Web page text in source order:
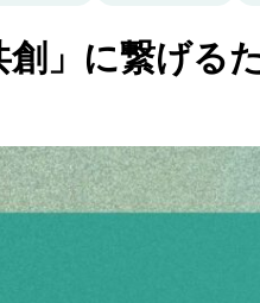
創」に繋げる